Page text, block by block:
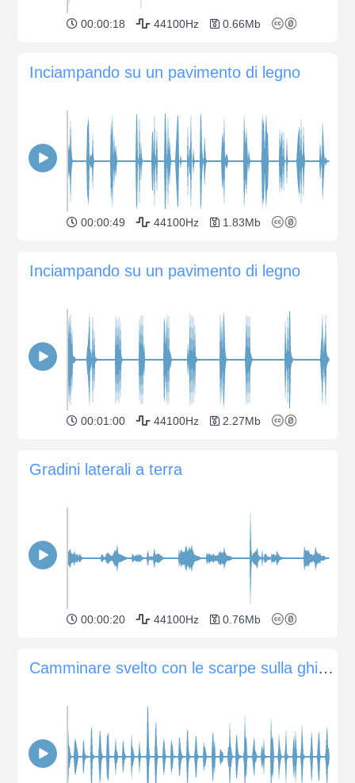
00:00:18 44100Hz 0.66Mb
Inciampando su un pavimento di legno
00:00:49 44100Hz 1.83Mb
Inciampando su un pavimento di legno
00:01:00 44100Hz 2.27Mb
Gradini laterali a terra
00:00:20 44100Hz 0.76Mb
Camminare svelto con le scarpe sulla ghiaia